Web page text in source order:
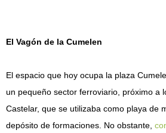
El Vagón de la Cumelen
El espacio que hoy ocupa la plaza
un pequeño sector ferroviario, próximo a
Castelar, que se utilizaba como playa de
depósito de formaciones. No obstante,